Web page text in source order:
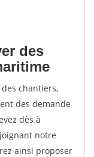
des
chantiers,
des demande
dès à
notre
ainsi proposer